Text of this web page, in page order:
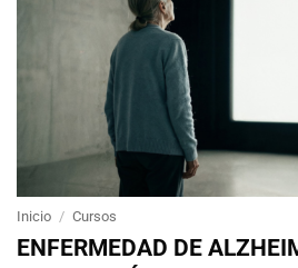
Inicio / Cursos
ENFERMEDAD DE